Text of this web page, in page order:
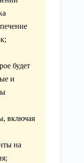
будет
и
включая
на